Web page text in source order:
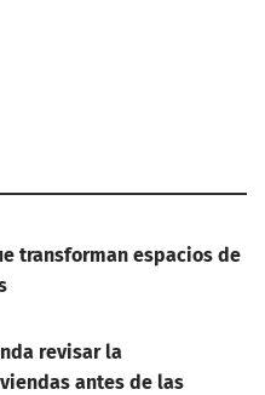
transforman espacios de
revisar la
antes de las